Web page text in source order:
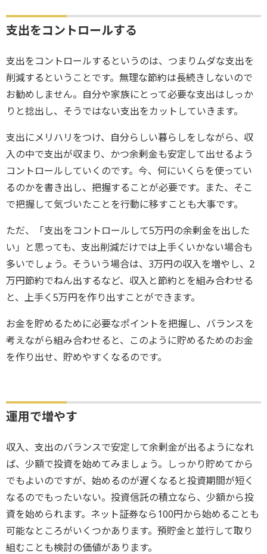
支出をコントロールする
支出をコントロールするというのは、つまりムダな支出を
削減するということです。無理な節約は長続きしないので
お勧めしません。自分や家族にとって必要な支出はしっか
りと捻出し、そうではない支出をカットしていきます。
支出にメリハリをつけ、自分らしい暮らしをしながら、収
入の中で支出が収まり、かつ余剰金も安定して出せるよう
コントロールしていくのです。今、何にいくらを使ってい
るのかを書き出し、把握することが必要です。また、そこ
で把握して気づいたことを行動に移すことも大事です。
ただ、「支出をコントロールして5万円の余剰金を出した
い」と思っても、支出削減だけでは上手くいかない場合も
多いでしょう。そういう場合は、3万円の収入を増やし、2
万円節約でねん出するなど、収入と節約とを組み合わせる
と、上手く5万円を作り出すことができます。
お金を貯めるために必要なポイントを把握し、バランスを
考えながら組み合わせると、このように貯めるためのお金
を作り出せ、貯めやすくなるのです。
運用で増やす
収入、支出のバランスで安定して余剰金が出るようになれ
ば、少額で投資を始めてみましょう。しっかり貯めてから
でもよいのですが、始めるのが遅くなると投資期間が短く
なるのでもったいない。投資信託の積立なら、少額から投
資を始められます。ネット証券なら100円から始めることも
可能なところがいくつかあります。預貯金と並行して取り
組むことも検討の価値があります。